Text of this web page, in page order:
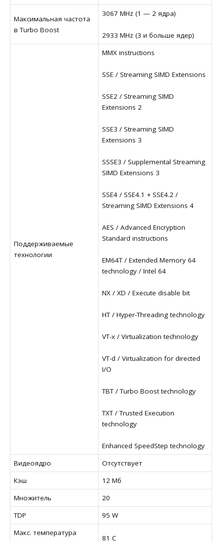
Максимальная частота
в Turbo Boost
3067 MHz (1 — 2 ядра)
2933 MHz (3 и больше ядер)
Поддерживаемые
технологии
MMX instructions
SSE / Streaming SIMD Extensions
SSE2 / Streaming SIMD
Extensions 2
SSE3 / Streaming SIMD
Extensions 3
SSSE3 / Supplemental Streaming
SIMD Extensions 3
SSE4 / SSE4.1 + SSE4.2 /
Streaming SIMD Extensions 4
AES / Advanced Encryption
Standard instructions
EM64T / Extended Memory 64
technology / Intel 64
NX / XD / Execute disable bit
HT / Hyper-Threading technology
VT-x / Virtualization technology
VT-d / Virtualization for directed
I/O
TBT / Turbo Boost technology
TXT / Trusted Execution
technology
Enhanced SpeedStep technology
Видеоядро
Отсутствует
Кэш
12 Мб
Множитель
20
TDP
95 W
Макс. температура
81 C